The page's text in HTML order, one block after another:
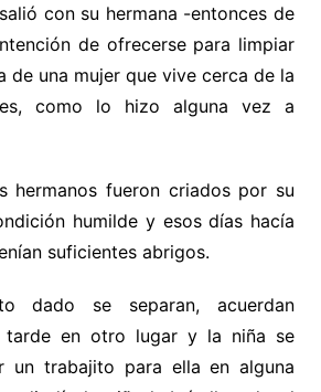
con su hermana -entonces de
de ofrecerse para limpiar
de una mujer que vive cerca de la
como lo hizo alguna vez a
hermanos fueron criados por su
humilde y esos días hacía
suficientes abrigos.
dado se separan, acuerdan
tarde en otro lugar y la niña se
un trabajito para ella en alguna